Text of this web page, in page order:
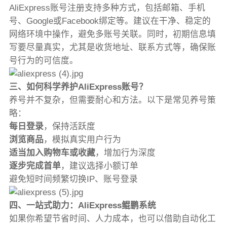
AliExpress账号注册支持多种方式，包括邮箱、手机
号、Google或Facebook绑定等。建议在干净、稳定的
网络环境中操作，避免多账号关联。同时，初期信息填
写要尽量真实，尤其是收货地址、联系方式等，确保账
号行为的可信度。
三、如何科学养护AliExpress账号？
养号并不复杂，但需要耐心和方法。以下是常见养号策
略：
每日登录，保持活跃度
浏览商品，模拟真实用户行为
适当加入购物车或收藏，增加行为深度
逐步完成首单，建议选择小额订单
避免短时间频繁切换IP、账号登录
四、一站式助力：AliExpress鲲鹏系统
如果你希望节省时间、人力成本，也可以借助自动化工